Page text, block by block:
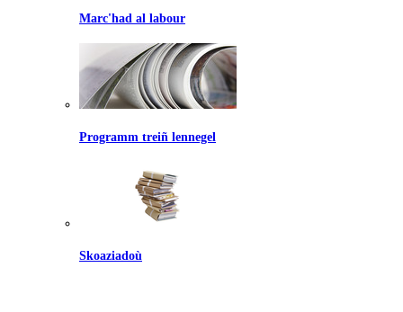
Marc'had al labour
Programm treiñ lennegel
Skoaziadoù